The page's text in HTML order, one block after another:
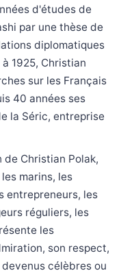
d'études de
par une thèse de
diplomatiques
1925, Christian
sur les Français
40 années ses
la Séric, entreprise
de Christian Polak,
marins, les
entrepreneurs, les
réguliers, les
les
son respect,
célèbres ou